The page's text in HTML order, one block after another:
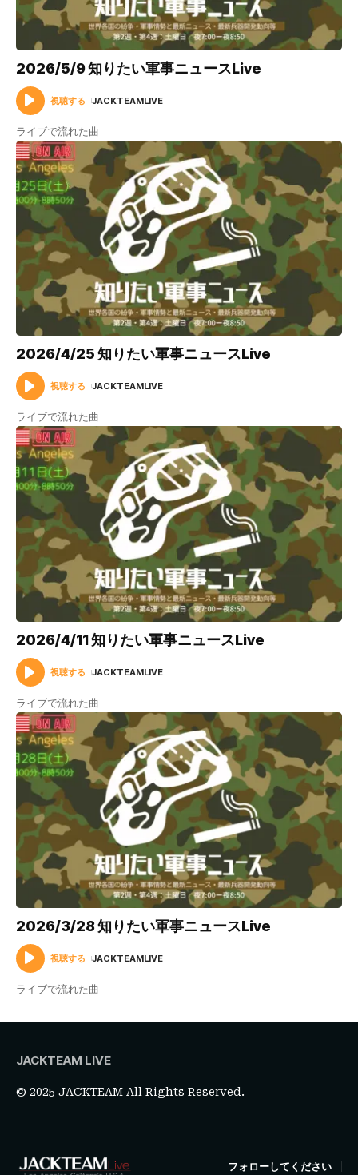
2026/5/9 知りたい軍事ニュースLive
視聴する JACKTEAMLIVE
ライブで流れた曲
2026/4/25 知りたい軍事ニュースLive
視聴する JACKTEAMLIVE
ライブで流れた曲
2026/4/11 知りたい軍事ニュースLive
視聴する JACKTEAMLIVE
ライブで流れた曲
2026/3/28 知りたい軍事ニュースLive
視聴する JACKTEAMLIVE
ライブで流れた曲
JACKTEAM LIVE
© 2025 JACKTEAM All Rights Reserved.
フォローしてください